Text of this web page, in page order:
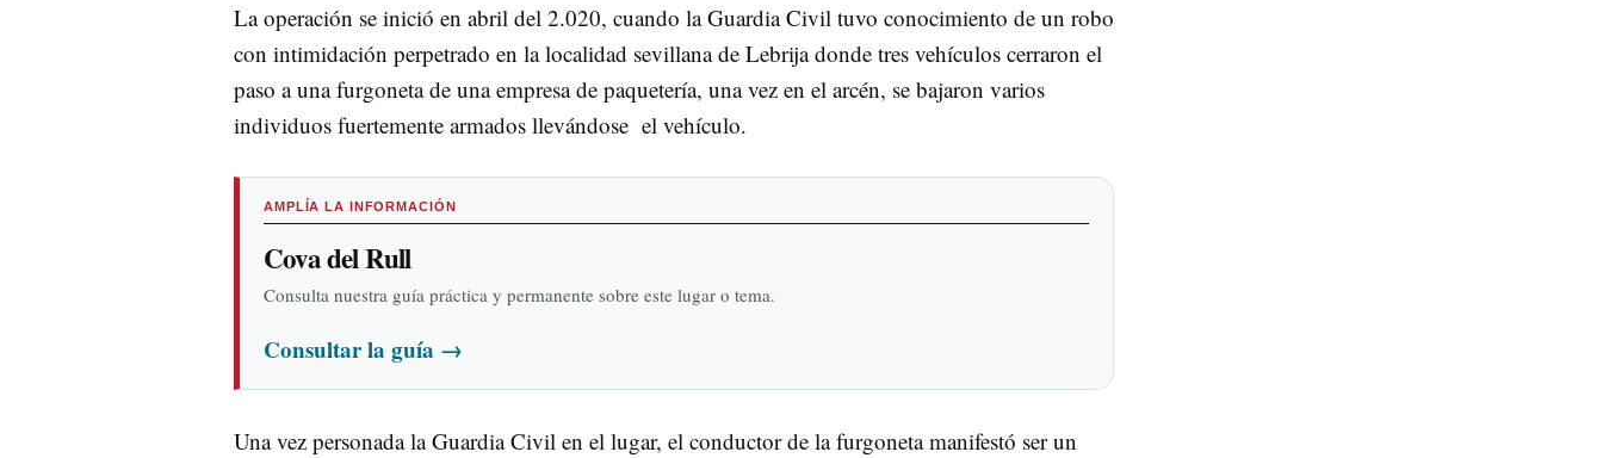
La operación se inició en abril del 2.020, cuando la Guardia Civil tuvo conocimiento de un robo
con intimidación perpetrado en la localidad sevillana de Lebrija donde tres vehículos cerraron el
paso a una furgoneta de una empresa de paquetería, una vez en el arcén, se bajaron varios
individuos fuertemente armados llevándose el vehículo.
AMPLÍA LA INFORMACIÓN
Cova del Rull
Consulta nuestra guía práctica y permanente sobre este lugar o tema.
Consultar la guía →
Una vez personada la Guardia Civil en el lugar, el conductor de la furgoneta manifestó ser un